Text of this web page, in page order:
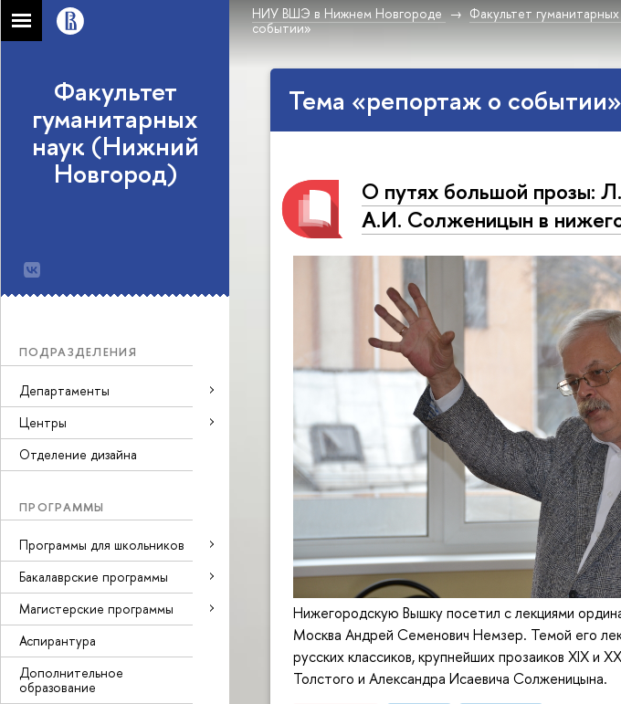
НИУ ВШЭ в Нижнем Новгороде Факультет
событии»
Факультет
гуманитарных
наук (Нижний
Новгород)
ПОДРАЗДЕЛЕНИЯ
Департаменты
Центры
Отделение дизайна
ПРОГРАММЫ
Программы для школьников
Бакалаврские программы
Магистерские программы
Аспирантура
Дополнительное
образование
Тема «репортаж о
О путях большой прозы:
А.И. Солженицын в
Нижегородскую Вышку посетил с лекциями
Москва Андрей Семенович Немзер. Темой его
русских классиков, крупнейших прозаиков XIX и
Толстого и Александра Исаевича Солженицына.